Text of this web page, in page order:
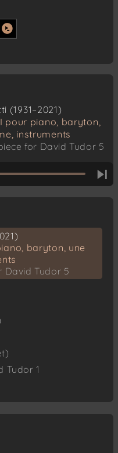
(1931–2021)
pour piano, baryton,
instruments
for David Tudor 5
baryton, une
David Tudor 5
Tudor 1